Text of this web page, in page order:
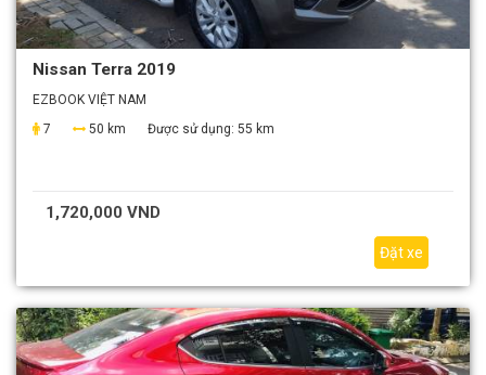
Nissan Terra 2019
EZBOOK VIỆT NAM
7
50 km Được sử dụng: 55 km
1,720,000 VND
Đặt xe